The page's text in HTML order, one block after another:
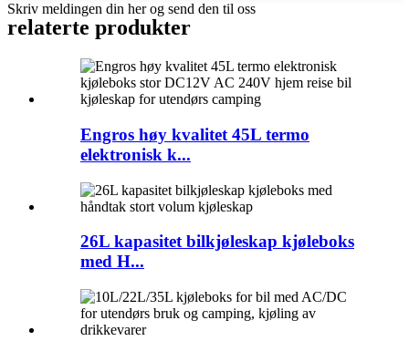
Skriv meldingen din her og send den til oss
relaterte produkter
Engros høy kvalitet 45L termo
elektronisk k...
26L kapasitet bilkjøleskap kjøleboks
med H...